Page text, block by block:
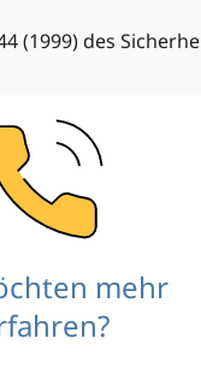
(1999) des
mehr